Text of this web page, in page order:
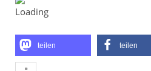
teilen teilen